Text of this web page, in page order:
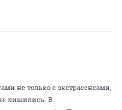
не только с экстрасенсами,
лишились. В